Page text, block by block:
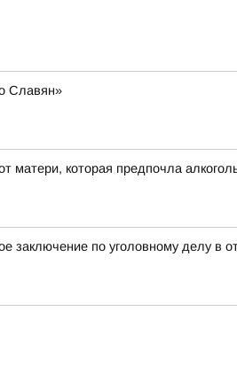
Славян»
матери, которая предпочла
заключение по уголовному делу в